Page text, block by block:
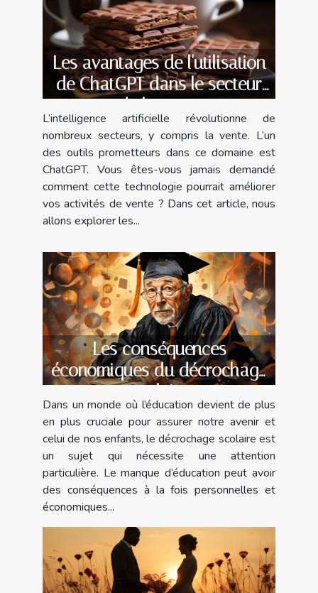
Les avantages de l'utilisation
de ChatGPT dans le secteur
de la vente
L’intelligence artificielle révolutionne de
nombreux secteurs, y compris la vente. L’un
des outils prometteurs dans ce domaine est
ChatGPT. Vous êtes-vous jamais demandé
comment cette technologie pourrait améliorer
vos activités de vente ? Dans cet article, nous
allons explorer les...
Les conséquences
économiques du décrochage
scolaire
Dans un monde où l’éducation devient de plus
en plus cruciale pour assurer notre avenir et
celui de nos enfants, le décrochage scolaire est
un sujet qui nécessite une attention
particulière. Le manque d’éducation peut avoir
des conséquences à la fois personnelles et
économiques...